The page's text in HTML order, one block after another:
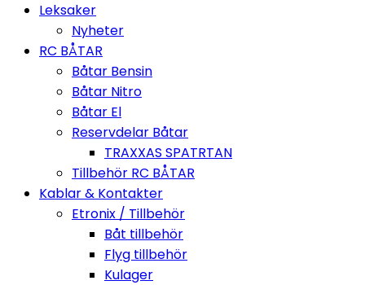
Leksaker
Nyheter
RC BÅTAR
Båtar Bensin
Båtar Nitro
Båtar El
Reservdelar Båtar
TRAXXAS SPATRTAN
Tillbehör RC BÅTAR
Kablar & Kontakter
Etronix / Tillbehör
Båt tillbehör
Flyg tillbehör
Kulager